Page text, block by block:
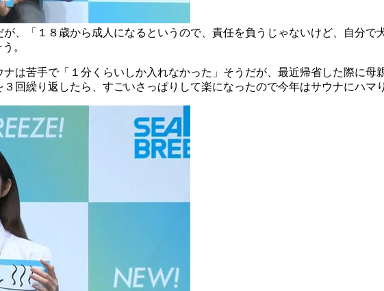
、「１８歳から成人になるというので、責任を負うじゃないけど、自分で
。
は苦手で「１分くらいしか入れなかった」そうだが、最近帰省した際に
回繰り返したら、すごいさっぱりして楽になったので今年はサウナにハマ